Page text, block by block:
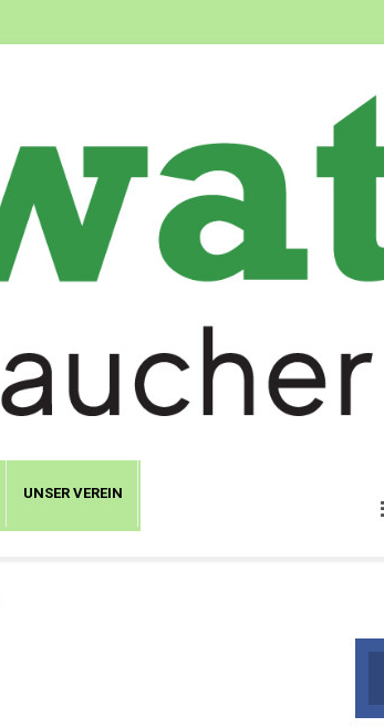
UNSER VEREIN